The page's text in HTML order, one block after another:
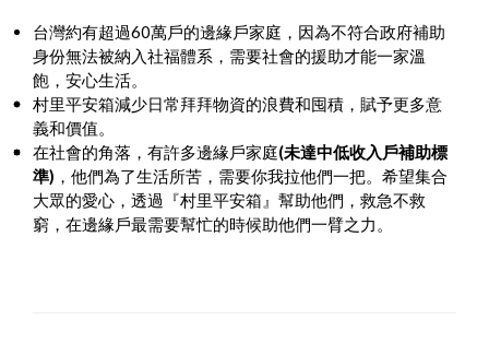
台灣約有超過60萬戶的邊緣戶家庭，因為不符合政府補助
身份無法被納入社福體系，需要社會的援助才能一家溫
飽，安心生活。
村里平安箱減少日常拜拜物資的浪費和囤積，賦予更多意
義和價值。
在社會的角落，有許多邊緣戶家庭(未達中低收入戶補助標
準) ，他們為了生活所苦，需要你我拉他們一把。希望集合
大眾的愛心，透過『村里平安箱』幫助他們，救急不救
窮，在邊緣戶最需要幫忙的時候助他們一臂之力。